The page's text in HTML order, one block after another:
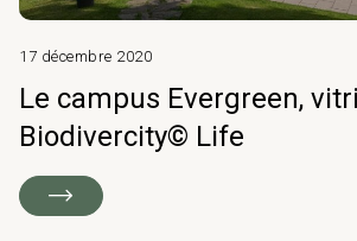
17 décembre 2020
Le campus Evergreen,
Biodivercity© Life